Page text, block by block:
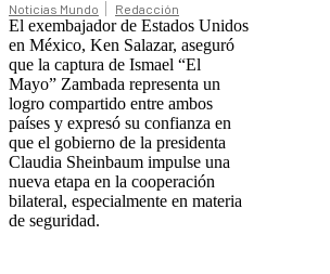
Noticias Mundo Redacción
El exembajador de Estados Unidos
en México, Ken Salazar, aseguró
que la captura de Ismael “El
Mayo” Zambada representa un
logro compartido entre ambos
países y expresó su confianza en
que el gobierno de la presidenta
Claudia Sheinbaum impulse una
nueva etapa en la cooperación
bilateral, especialmente en materia
de seguridad.